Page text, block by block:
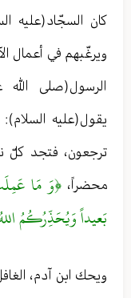
كان السجّاد(عليه
ويرغّبهم في أعمال
الرسول(صلى
يقول(عليه السلام):
ترجعون، فتجد كلّ
محضراً، ﴿وَ مَا
بَعيداً وَيُحَذِّرُكُمُ
ویحك ابن آدم،